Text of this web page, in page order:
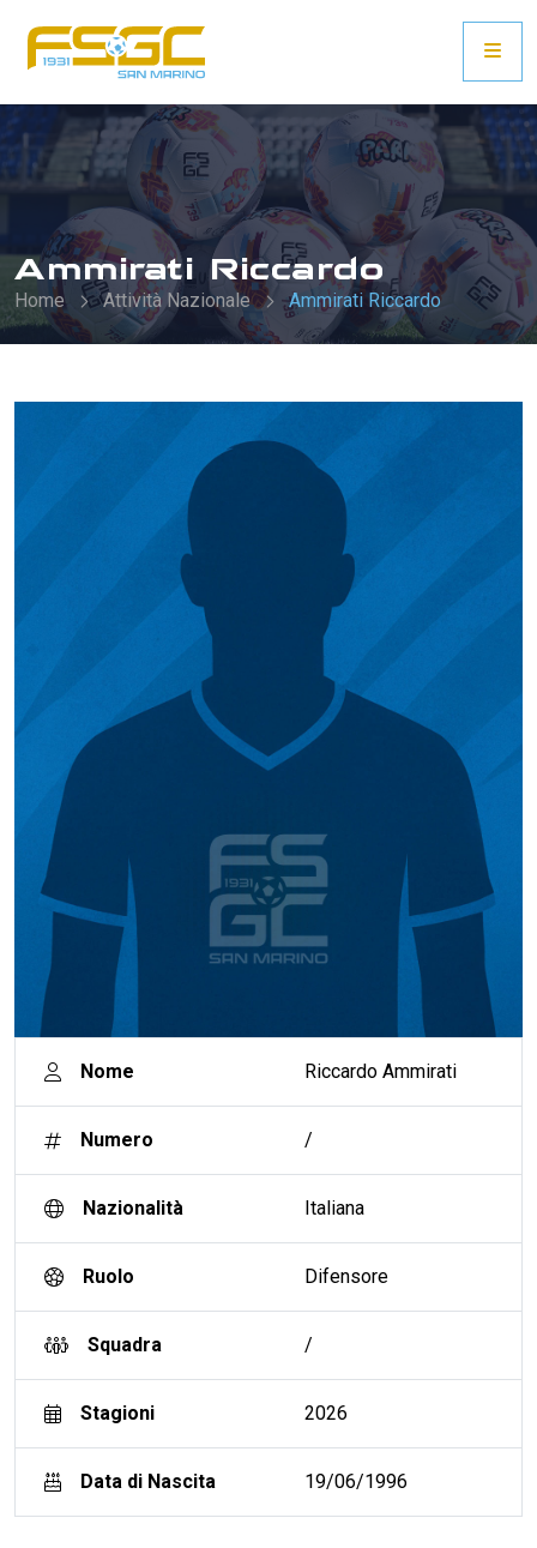
Ammirati Riccardo
Home Attività Nazionale Ammirati Riccardo
Nome Riccardo Ammirati
Numero /
Nazionalità Italiana
Ruolo Difensore
Squadra /
Stagioni 2026
Data di Nascita 19/06/1996